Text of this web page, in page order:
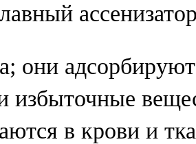
они
избыточные
в крови и